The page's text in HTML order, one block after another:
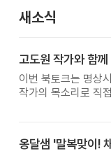
새소식
고도원 작가와 함
이번 북토크는 명상
작가의 목소리로 직
옹달샘 '말복맞이!